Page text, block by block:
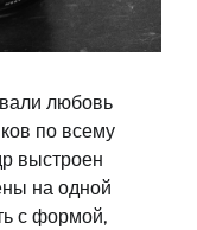
любовь
по всему
выстроен
на одной
с формой,